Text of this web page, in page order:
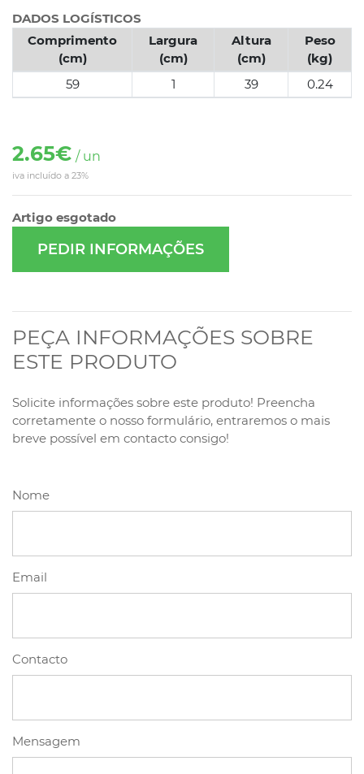
DADOS LOGÍSTICOS
Comprimento
(cm)
Largura
(cm)
Altura
(cm)
Peso
(kg)
59
1 39 0.24
2.65€ / un
iva incluído a 23%
Artigo esgotado
PEDIR INFORMAÇÕES
PEÇA INFORMAÇÕES SOBRE
ESTE PRODUTO
Solicite informações sobre este produto! Preencha
corretamente o nosso formulário, entraremos o mais
breve possível em contacto consigo!
Nome
Email
Contacto
Mensagem